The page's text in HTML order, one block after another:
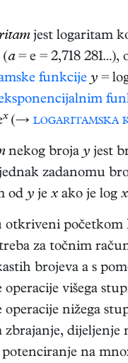
jest logaritam
(a= e = 2,718 281…),
funkcije y =
x (→ logaritamska
nekog brojay jest
zadanomu
ody je x ako je log x
otkriveni početkom
za točnim
brojeva a s
višega
operacije nižega
zbrajanje, dijeljenje
na